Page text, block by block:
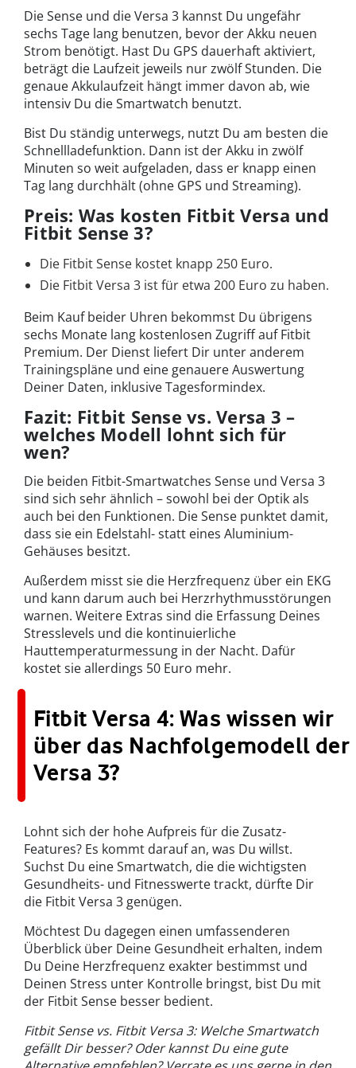
Die Sense und die Versa 3 kannst Du ungefähr
sechs Tage lang benutzen, bevor der Akku neuen
Strom benötigt. Hast Du GPS dauerhaft aktiviert,
beträgt die Laufzeit jeweils nur zwölf Stunden. Die
genaue Akkulaufzeit hängt immer davon ab, wie
intensiv Du die Smartwatch benutzt.
Bist Du ständig unterwegs, nutzt Du am besten die
Schnellladefunktion. Dann ist der Akku in zwölf
Minuten so weit aufgeladen, dass er knapp einen
Tag lang durchhält (ohne GPS und Streaming).
Preis: Was kosten Fitbit Versa und
Fitbit Sense 3?
Die Fitbit Sense kostet knapp 250 Euro.
Die Fitbit Versa 3 ist für etwa 200 Euro zu haben.
Beim Kauf beider Uhren bekommst Du übrigens
sechs Monate lang kostenlosen Zugriff auf Fitbit
Premium. Der Dienst liefert Dir unter anderem
Trainingspläne und eine genauere Auswertung
Deiner Daten, inklusive Tagesformindex.
Fazit: Fitbit Sense vs. Versa 3 –
welches Modell lohnt sich für
wen?
Die beiden Fitbit-Smartwatches Sense und Versa 3
sind sich sehr ähnlich – sowohl bei der Optik als
auch bei den Funktionen. Die Sense punktet damit,
dass sie ein Edelstahl- statt eines Aluminium-
Gehäuses besitzt.
Außerdem misst sie die Herzfrequenz über ein EKG
und kann darum auch bei Herzrhythmusstörungen
warnen. Weitere Extras sind die Erfassung Deines
Stresslevels und die kontinuierliche
Hauttemperaturmessung in der Nacht. Dafür
kostet sie allerdings 50 Euro mehr.
Fitbit Versa 4: Was wissen wir
über das Nachfolgemodell der
Versa 3?
Lohnt sich der hohe Aufpreis für die Zusatz-
Features? Es kommt darauf an, was Du willst.
Suchst Du eine Smartwatch, die die wichtigsten
Gesundheits- und Fitnesswerte trackt, dürfte Dir
die Fitbit Versa 3 genügen.
Möchtest Du dagegen einen umfassenderen
Überblick über Deine Gesundheit erhalten, indem
Du Deine Herzfrequenz exakter bestimmst und
Deinen Stress unter Kontrolle bringst, bist Du mit
der Fitbit Sense besser bedient.
Fitbit Sense vs. Fitbit Versa 3: Welche Smartwatch
gefällt Dir besser? Oder kannst Du eine gute